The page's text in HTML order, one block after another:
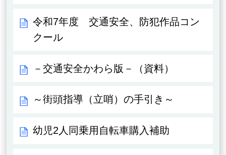
令和7年度 交通安全、防犯作品コン
クール
－交通安全かわら版－（資料）
～街頭指導（立哨）の手引き～
幼児2人同乗用自転車購入補助